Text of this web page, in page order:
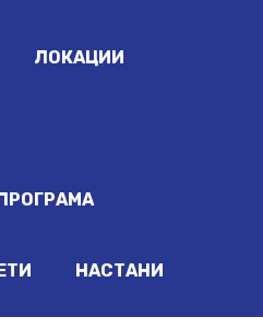
ЛОКАЦИИ
НАСТАНИ